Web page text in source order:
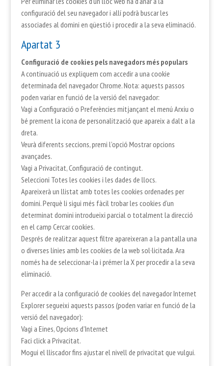
configuració del seu navegador i allí podrà buscar les
associades al domini en qüestió i procedir a la seva eliminació.
Apartat 3
Configuració de cookies pels navegadors més populars
A continuació us expliquem com accedir a una cookie
determinada del navegador Chrome. Nota: aquests passos
poden variar en funció de la versió del navegador:
Vagi a Configuració o Preferències mitjançant el menú Arxiu o
bé prement la icona de personalització que apareix a dalt a la
dreta.
Veurà diferents seccions, premi l’opció Mostrar opcions
avançades.
Vagi a Privacitat, Configuració de contingut.
Seleccioni Totes les cookies i les dades de llocs.
Apareixerà un llistat amb totes les cookies ordenades per
domini. Perquè li sigui més fàcil trobar les cookies d’un
determinat domini introdueixi parcial o totalment la direcció
en el camp Cercar cookies.
Després de realitzar aquest filtre apareixeran a la pantalla una
o diverses línies amb les cookies de la web sol·licitada. Ara
només ha de seleccionar-la i prémer la X per procedir a la seva
eliminació.
Per accedir a la configuració de cookies del navegador Internet
Explorer segueixi aquests passos (poden variar en funció de la
versió del navegador):
Vagi a Eines, Opcions d’Internet
Faci click a Privacitat.
Mogui el lliscador fins ajustar el nivell de privacitat que vulgui.